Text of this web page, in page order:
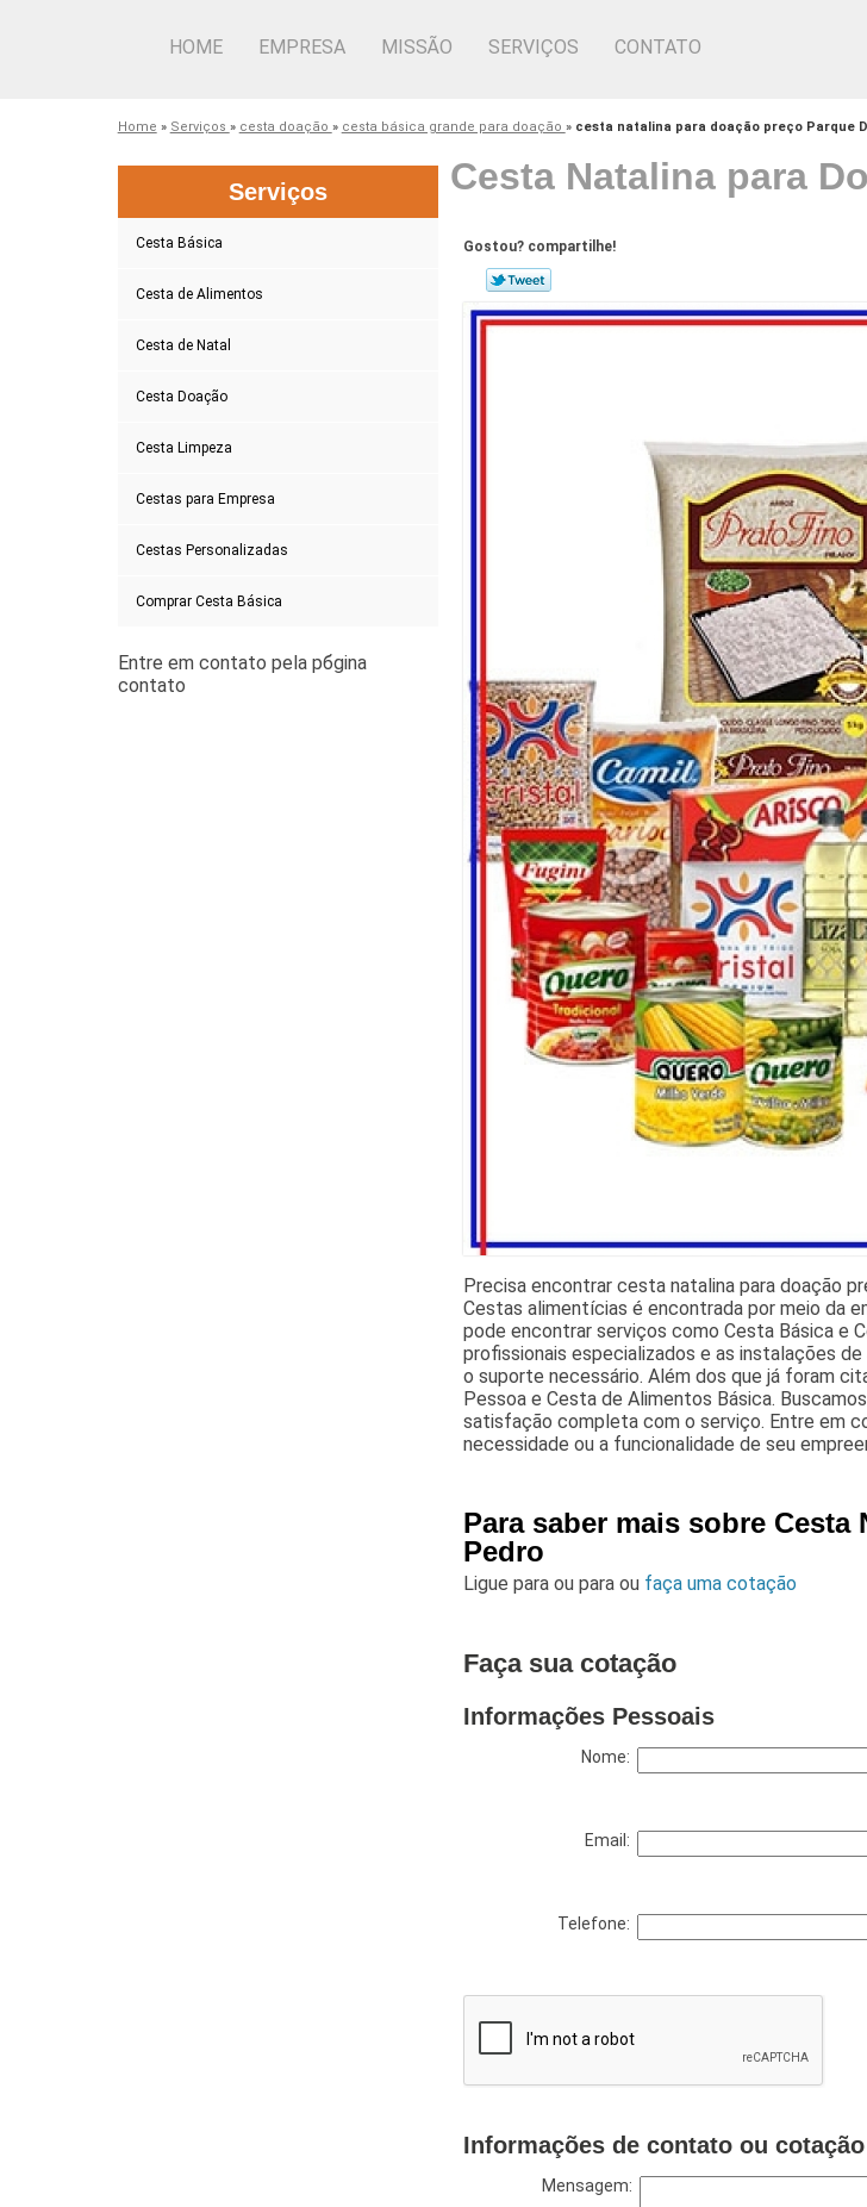
HOME EMPRESA MISSÃO SERVIÇOS CONTATO
Home » Serviços » cesta doação » cesta básica grande para doação » cesta natalina para doação preço Parque
Serviços
Cesta Básica
Cesta de Alimentos
Cesta de Natal
Cesta Doação
Cesta Limpeza
Cestas para Empresa
Cestas Personalizadas
Comprar Cesta Básica
Cesta Natalina para
Gostou? compartilhe!
Precisa encontrar cesta natalina para doação
Cestas alimentícias é encontrada por meio da
pode encontrar serviços como Cesta Básica e
profissionais especializados e as instalações
o suporte necessário. Além dos que já foram
Pessoa e Cesta de Alimentos Básica.
satisfação completa com o serviço. Entre em
necessidade ou a funcionalidade de seu
Para saber mais sobre Cesta
Pedro
Ligue paraou paraou faça uma cotação
Faça sua cotação
Informações Pessoais
Nome:
Email:
Telefone:
Informações de contato ou cotação
Mensagem: